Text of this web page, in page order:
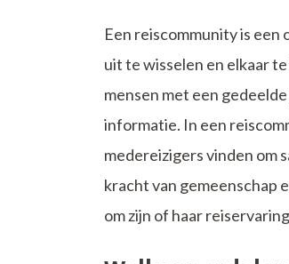
Een reiscommunity is
uit te wisselen en elkaar
mensen met een
informatie. In een
medereizigers vinden om
kracht van gemeenschap
om zijn of haar